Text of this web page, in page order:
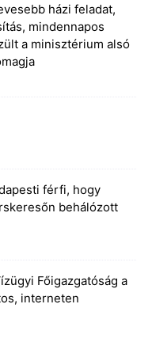
házi feladat,
mindennapos
a minisztérium alsó
férfi, hogy
behálózott
Főigazgatóság a
interneten